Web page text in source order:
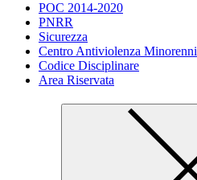
POC 2014-2020
PNRR
Sicurezza
Centro Antiviolenza Minorenni
Codice Disciplinare
Area Riservata